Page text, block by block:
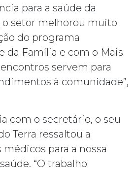
para a saúde da
o setor melhorou muito
do programa
da Família e com o Mais
encontros servem para
à comunidade”,
com o secretário, o seu
Terra ressaltou a
para a nossa
“O trabalho